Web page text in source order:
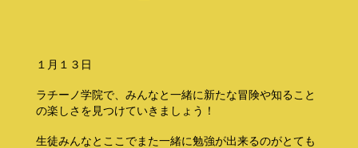
１月１３日
ラチーノ学院で、みんなと一緒に新たな冒険や知ること
の楽しさを見つけていきましょう！
生徒みんなとここでまた一緒に勉強が出来るのがとても